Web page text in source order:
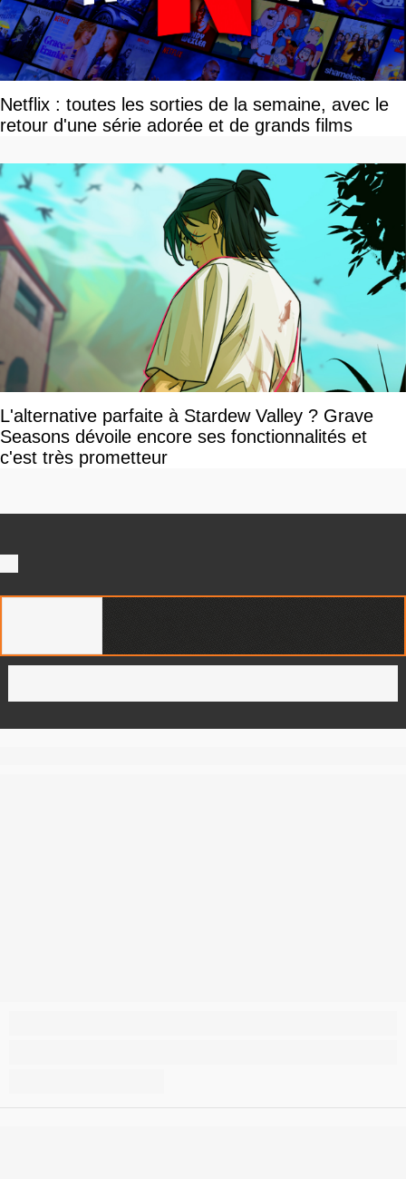
Netflix : toutes les sorties de la semaine, avec le
retour d'une série adorée et de grands films
L'alternative parfaite à Stardew Valley ? Grave
Seasons dévoile encore ses fonctionnalités et
c'est très prometteur